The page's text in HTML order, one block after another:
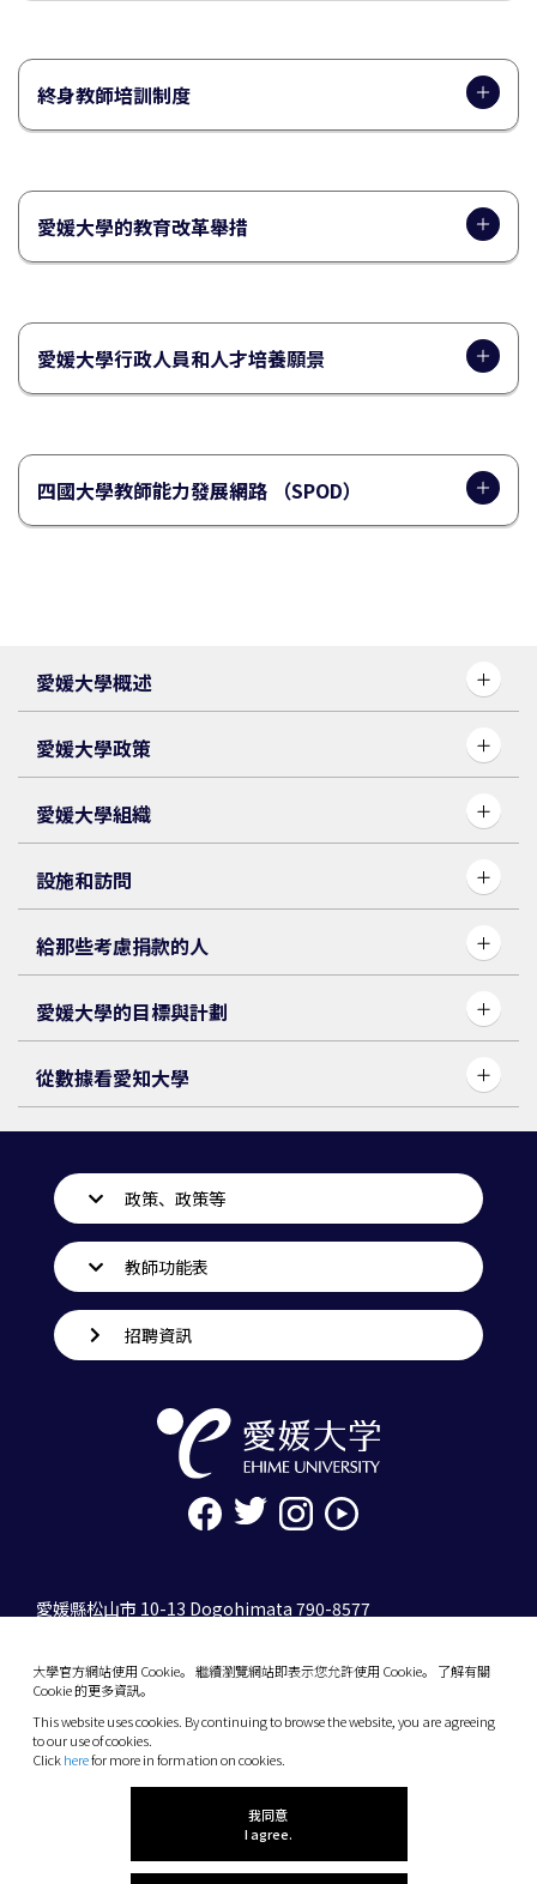
愛媛大學概述
愛媛大學政策
愛媛大學組織
設施和訪問
給那些考慮捐款的人
愛媛大學的目標與計劃
從數據看愛知大學
終身教師培訓制度
愛媛大學的教育改革舉措
愛媛大學行政人員和人才培養願景
四國大學教師能力發展網路 （SPOD）
大學官方網站使用 Cookie。 繼續瀏覽網站即表示您允許使用 Cookie。 了解有關
Cookie 的更多資訊。
This website uses cookies. By continuing to browse the website, you are agreeing
to our use of cookies.
Clickherefor more in formation on cookies.
我同意
I agree.
政策、政策等
教師功能表
招聘資訊
愛媛縣松山市 10-13 Dogohimata 790-8577
10-13 Dogo-Himata, Matsuyama, Ehime 790-
Phone: +81 89-927-9000
(C) 2026 Ehime University.